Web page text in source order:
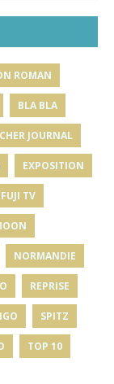
ROMAN
BLA BLA
CHER JOURNAL
EXPOSITION
FUJI TV
NORMANDIE
REPRISE
SPITZ
TOP 10